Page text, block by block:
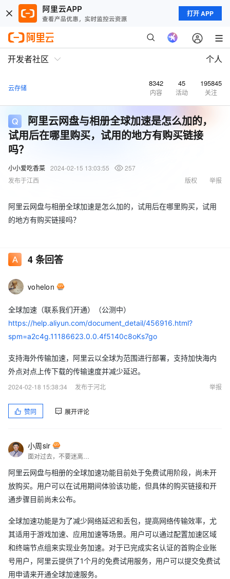
打开 APP
开发者社区 个人
云存储 8342
内容
45
活动
195845
关注
阿里云网盘与相册全球加速是怎么加的，
试用后在哪里购买，试用的地方有购买链接
吗？
小小爱吃香菜 2024-02-15 13:03:55
257
发布于江西
举报
版权
阿里云网盘与相册全球加速是怎么加的，试用后在哪里购买，试用
的地方有购买链接吗？
4条回答
vohelon
全球加速（联系我们开通）（公测中）
https://help.aliyun.com/document_detail/456916.html?
spm=a2c4g.11186623.0.0.4f5140c8oKs7go
支持海外传输加速，阿里云以全球为范围进行部署，支持加快海内
外点对点上传下载的传输速度并减少延迟。
2024-02-18 15:38:34
发布于河北 举报
赞同 展开评论
小周sir
阿里云网盘与相册的全球加速功能目前处于免费试用阶段，尚未开
放购买。用户可以在试用期间体验该功能，但具体的购买链接和开
通步骤目前尚未公布。
全球加速功能是为了减少网络延迟和丢包，提高网络传输效率，尤
其适用于游戏加速、应用加速等场景。用户可以通过配置加速区域
和终端节点组来实现业务加速。对于已完成实名认证的首购企业账
号用户，阿里云提供了1个月的免费试用服务，用户可以提交免费试
用申请来开通全球加速服务。